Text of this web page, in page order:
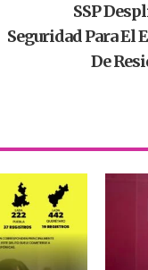
SSP
Seguridad Para El
De